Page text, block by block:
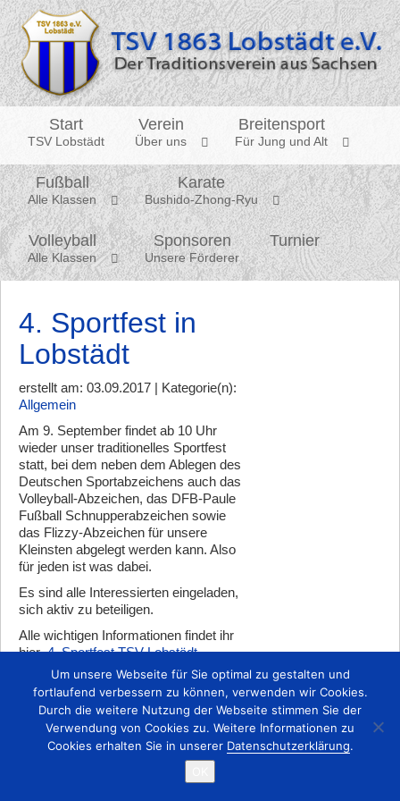
Start
TSV Lobstädt
Verein
Über uns
Breitensport
Für Jung und Alt
Fußball
Alle Klassen
Karate
Bushido-Zhong-Ryu
Volleyball
Alle Klassen
Sponsoren
Unsere Förderer
Turnier
4. Sportfest in
Lobstädt
erstellt am: 03.09.2017 | Kategorie(n):
Allgemein
Am 9. September findet ab 10 Uhr
wieder unser traditionelles Sportfest
statt, bei dem neben dem Ablegen des
Deutschen Sportabzeichens auch das
Volleyball-Abzeichen, das DFB-Paule
Fußball Schnupperabzeichen sowie
das Flizzy-Abzeichen für unsere
Kleinsten abgelegt werden kann. Also
für jeden ist was dabei.
Es sind alle Interessierten eingeladen,
sich aktiv zu beteiligen.
Alle wichtigen Informationen findet ihr
hier4. Sportfest TSV Lobstädt
Zurück
Copyright © 2015 TSV 1863 Lobstädt e.V.
Um unsere Webseite für Sie optimal zu gestalten und
fortlaufend verbessern zu können, verwenden wir Cookies.
Durch die weitere Nutzung der Webseite stimmen Sie der
Verwendung von Cookies zu. Weitere Informationen zu
Cookies erhalten Sie in unserer Datenschutzerklärung.